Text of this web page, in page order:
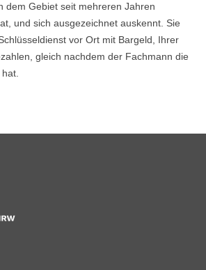
dem Gebiet seit mehreren Jahren
und sich ausgezeichnet auskennt. Sie
vor Ort mit Bargeld, Ihrer
gleich nachdem der Fachmann die